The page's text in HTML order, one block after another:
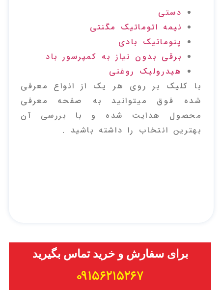
دستی
نیمه اتوماتیک مگنتی
پنوماتیک بادی
برقی بدون نیاز به کمپرسور باد
هیدرولیک روغنی
با کلیک بر روی هر یک از انواع معرفی
شده فوق میتوانید به صفحه معرفی
محصول هدایت شده و با بررسی آن
بهترین انتخاب را داشته باشید .
برای سفارش و خرید تماس بگیرید
۰۹۱۵۶۲۱۵۲۶۷